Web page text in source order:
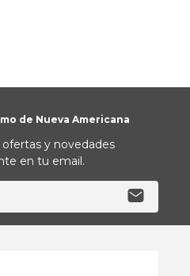
de Nueva Americana
y novedades
en tu email.